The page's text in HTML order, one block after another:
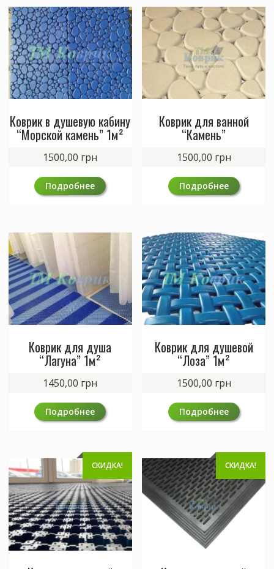
Коврик в душевую кабину
“Морской камень” 1м²
1500,00 грн
Подробнее
Коврик для ванной
“Камень”
1500,00 грн
Подробнее
Коврик для душа
“Лагуна” 1м²
1450,00 грн
Подробнее
Коврик для душевой
“Лоза” 1м²
1500,00 грн
Подробнее
СКИДКА! СКИДКА!